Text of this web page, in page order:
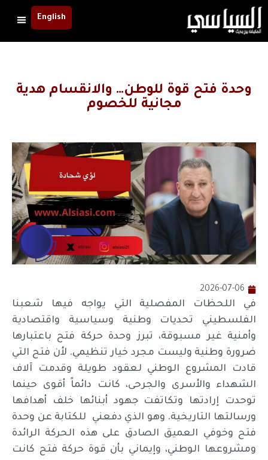
English
وحدة فتح قوة للوطن… والانقسام هدية
مجانية للخصوم
2026-07-06
في اللحظات المفصلية التي يواجه فيها شعبنا
الفلسطيني تحديات وطنية وسياسية واقتصادية
وأمنية غير مسبوقة، تبرز وحدة حركة فتح باعتبارها
ضرورة وطنية وليست مجرد خيار تنظيمي. لأن فتح التي
قادت المشروع الوطني لعقود طويلة وقدمت آلاف
الشهداء والأسرى والجرحى، كانت دائماً أقوى حينما
توحدت إرادتها وتكاتفت جهود أبنائها خلف أهدافها
ورسالتها التاريخية. وهو الذي دفعني للكتابة عن وحدة
فتح وخوفي العميق الصادق على هذه الحركة الرائدة
ومشروعها الوطني، وإيماني بأن قوة حركة فتح كانت